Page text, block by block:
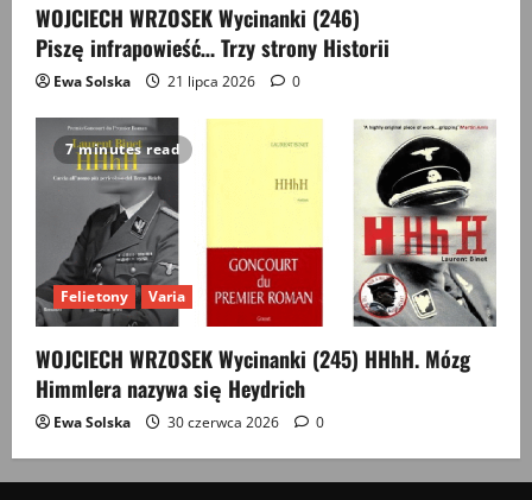
WOJCIECH WRZOSEK Wycinanki (246)
Piszę infrapowieść… Trzy strony Historii
Ewa Solska 21 lipca 2026 0
7 minutes read
Felietony Varia
WOJCIECH WRZOSEK Wycinanki (245) HHhH. Mózg
Himmlera nazywa się Heydrich
Ewa Solska 30 czerwca 2026 0